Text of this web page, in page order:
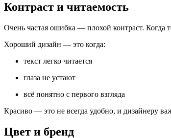
Контраст и читаемость
Очень частая ошибка — плохой контраст. Когда
Хороший дизайн — это когда:
текст легко читается
глаза не устают
всё понятно с первого взгляда
Красиво — это не всегда удобно, и дизайнеру
Цвет и бренд